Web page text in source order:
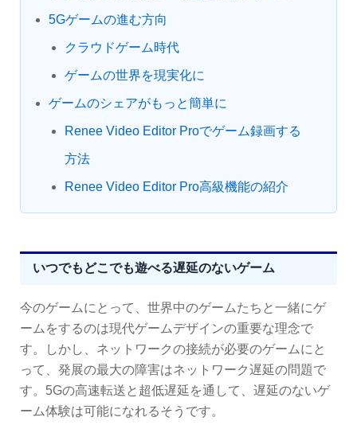
5Gゲームの進む方向
クラウドゲーム時代
ゲームの世界を現実化に
ゲームのシェアがもっと簡単に
Renee Video Editor Proでゲーム録画する
方法
Renee Video Editor Pro高級機能の紹介
いつでもどこでも遊べる遅延のないゲーム
今のゲームにとって、世界中のゲームたちと一緒にゲ
ームをするのは現代ゲームデザインの重要な理念で
す。しかし、ネットワークの接続が必要のゲームにと
って、発展の最大の障害はネットワーク遅延の問題で
す。5Gの高速転送と超低遅延を通して、遅延のないゲ
ーム体験は可能になれるそうです。